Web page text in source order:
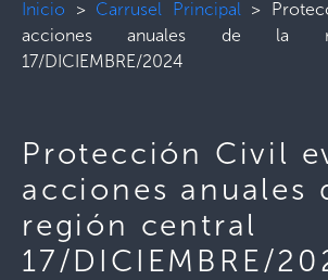
Inicio > Carrusel Principal >
acciones anuales de la
17/DICIEMBRE/2024
Protección Civil
acciones anuales
región central
17/DICIEMBRE/